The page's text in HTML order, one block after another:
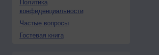
Политика
конфиденциальности
Частые вопросы
Гостевая книга